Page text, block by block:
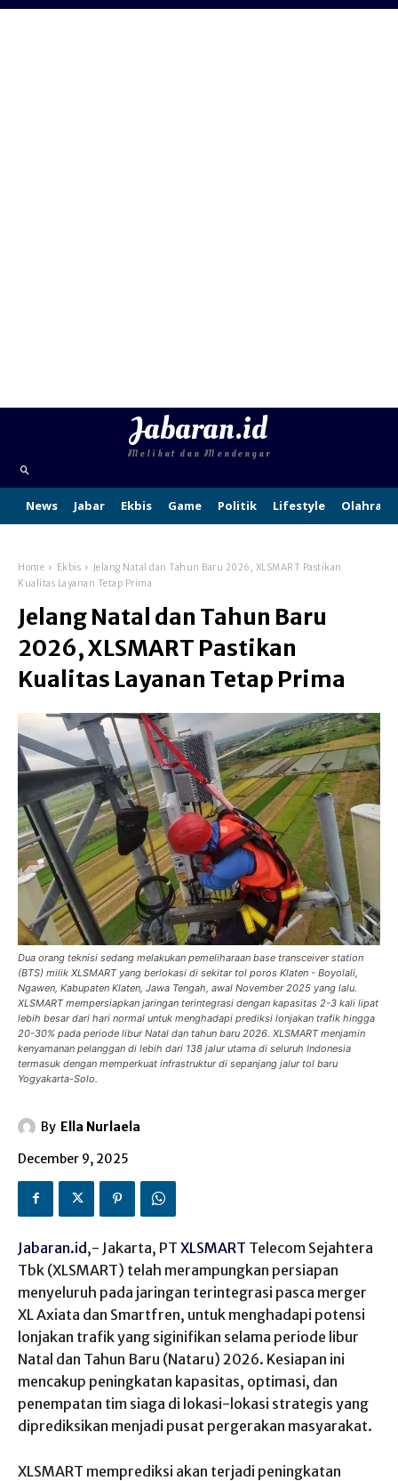
Jabaran.id
Melihat dan Mendengar
News Jabar Ekbis Game Politik Lifestyle Olahraga
Home Ekbis
Jelang Natal dan Tahun Baru 2026, XLSMART Pastikan
Kualitas Layanan Tetap Prima
Jelang Natal dan Tahun Baru
2026, XLSMART Pastikan
Kualitas Layanan Tetap Prima
Dua orang teknisi sedang melakukan pemeliharaan base transceiver station
(BTS) milik XLSMART yang berlokasi di sekitar tol poros Klaten - Boyolali,
Ngawen, Kabupaten Klaten, Jawa Tengah, awal November 2025 yang lalu.
XLSMART mempersiapkan jaringan terintegrasi dengan kapasitas 2-3 kali lipat
lebih besar dari hari normal untuk menghadapi prediksi lonjakan trafik hingga
20-30% pada periode libur Natal dan tahun baru 2026. XLSMART menjamin
kenyamanan pelanggan di lebih dari 138 jalur utama di seluruh Indonesia
termasuk dengan memperkuat infrastruktur di sepanjang jalur tol baru
Yogyakarta-Solo.
By Ella Nurlaela
December 9, 2025
Jabaran.id,- Jakarta, PT XLSMART Telecom Sejahtera
Tbk (XLSMART) telah merampungkan persiapan
menyeluruh pada jaringan terintegrasi pasca merger
XL Axiata dan Smartfren, untuk menghadapi potensi
lonjakan trafik yang siginifikan selama periode libur
Natal dan Tahun Baru (Nataru) 2026. Kesiapan ini
mencakup peningkatan kapasitas, optimasi, dan
penempatan tim siaga di lokasi-lokasi strategis yang
diprediksikan menjadi pusat pergerakan masyarakat.
XLSMART memprediksi akan terjadi peningkatan